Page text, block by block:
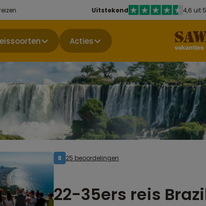
Uitstekend 4,6 uit
Acties
8 25 beoordelingen
22-35ers reis